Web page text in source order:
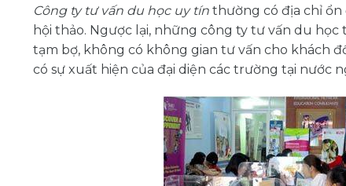
Công ty tư vấn du học uy tín thường có địa chỉ
hội thảo. Ngược lại, những công ty tư vấn du
tạm bợ, không có không gian tư vấn cho khách
có sự xuất hiện của đại diện các trường tại nước